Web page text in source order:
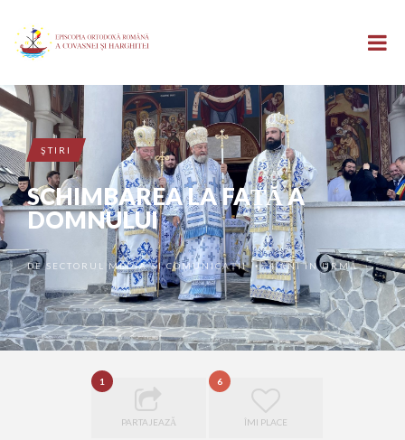
ŞTIRI
SCHIMBAREA LA FAȚĂ A
DOMNULUI
DESECTORUL MEDIA ȘI COMUNICAȚII •4 ANI ÎN URMĂ
1
PARTAJEAZĂ
6
ÎMI PLACE